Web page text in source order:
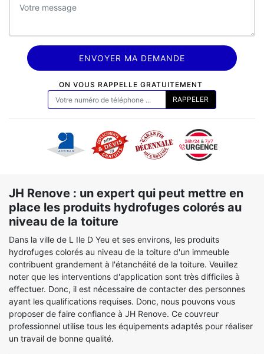
ON VOUS RAPPELLE GRATUITEMENT
JH Renove : un expert qui peut mettre en
place les produits hydrofuges colorés au
niveau de la toiture
Dans la ville de L Ile D Yeu et ses environs, les produits
hydrofuges colorés au niveau de la toiture d'un immeuble
contribuent grandement à l'étanchéité de la toiture. Veuillez
noter que les interventions d'application sont très difficiles à
effectuer. Donc, il est nécessaire de contacter des personnes
ayant les qualifications requises. Donc, nous pouvons vous
proposer de faire confiance à JH Renove. Ce couvreur
professionnel utilise tous les équipements adaptés pour réaliser
un travail de bonne qualité.